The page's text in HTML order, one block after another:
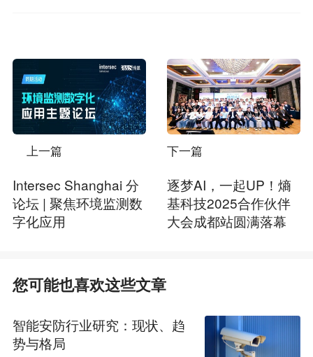
上一篇
Intersec Shanghai 分
论坛 | 聚焦环境监测数
字化应用
下一篇
逐梦AI，一起UP！熵
基科技2025合作伙伴
大会成都站圆满落幕
您可能也喜欢这些文章
智能安防行业研究：现状、趋
势与格局